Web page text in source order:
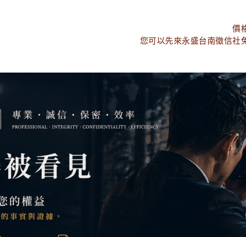
價
您可以先來永盛台南徵信社